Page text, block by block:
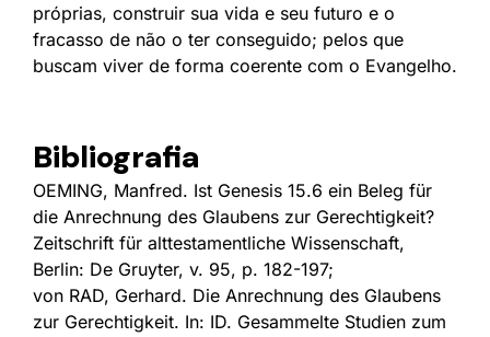
próprias, construir sua vida e seu futuro e o
fracasso de não o ter conseguido; pelos que
buscam viver de forma coerente com o Evangelho.
Bibliografia
OEMING, Manfred. Ist Genesis 15.6 ein Beleg für
die Anrechnung des Glaubens zur Gerechtigkeit?
Zeitschrift für alttestamentliche Wissenschaft,
Berlin: De Gruyter, v. 95, p. 182-197;
von RAD, Gerhard. Die Anrechnung des Glaubens
zur Gerechtigkeit. In: ID. Gesammelte Studien zum